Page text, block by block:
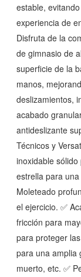
estable,
experiencia de
Disfruta de la
de gimnasio de
superficie de la
manos,
deslizamientos,
acabado
antideslizante
Técnicos y
inoxidable
estrella para
Moleteado
el ejercicio. ✅
fricción para
para proteger
para una amplia
muerto, etc. ✅